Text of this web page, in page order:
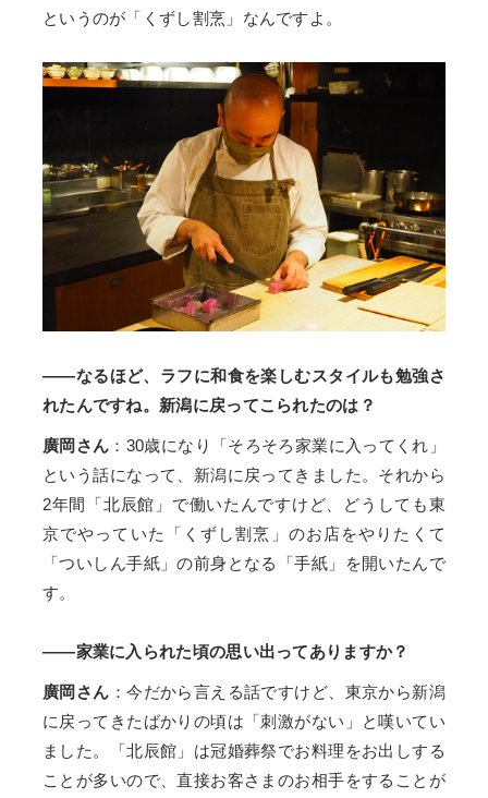
というのが「くずし割烹」なんですよ。
——なるほど、ラフに和食を楽しむスタイルも勉強さ
れたんですね。新潟に戻ってこられたのは？
廣岡さん ：30歳になり「そろそろ家業に入ってくれ」
という話になって、新潟に戻ってきました。それから
2年間「北辰館」で働いたんですけど、どうしても東
京でやっていた「くずし割烹」のお店をやりたくて
「ついしん手紙」の前身となる「手紙」を開いたんで
す。
——家業に入られた頃の思い出ってありますか？
廣岡さん ：今だから言える話ですけど、東京から新潟
に戻ってきたばかりの頃は「刺激がない」と嘆いてい
ました。「北辰館」は冠婚葬祭でお料理をお出しする
ことが多いので、直接お客さまのお相手をすることが